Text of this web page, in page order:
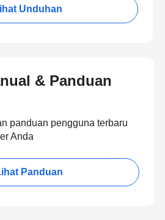
Unduhan
& Panduan
panduan pengguna terbaru
Anda
Panduan